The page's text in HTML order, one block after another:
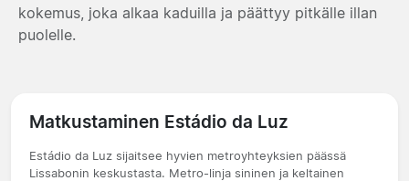
kokemus, joka alkaa kaduilla ja päättyy pitkälle illan
puolelle.
Matkustaminen Estádio da Luz
Estádio da Luz sijaitsee hyvien metroyhteyksien päässä
Lissabonin keskustasta. Metro-linja sininen ja keltainen